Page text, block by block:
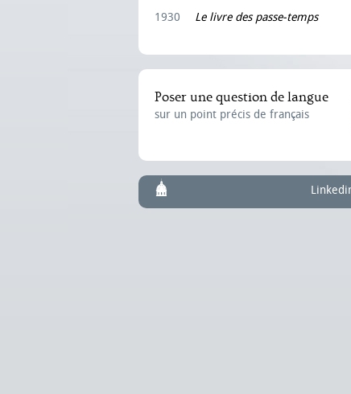
1930 Le livre des passe-temps
Poser une question de langue
sur un point précis de français